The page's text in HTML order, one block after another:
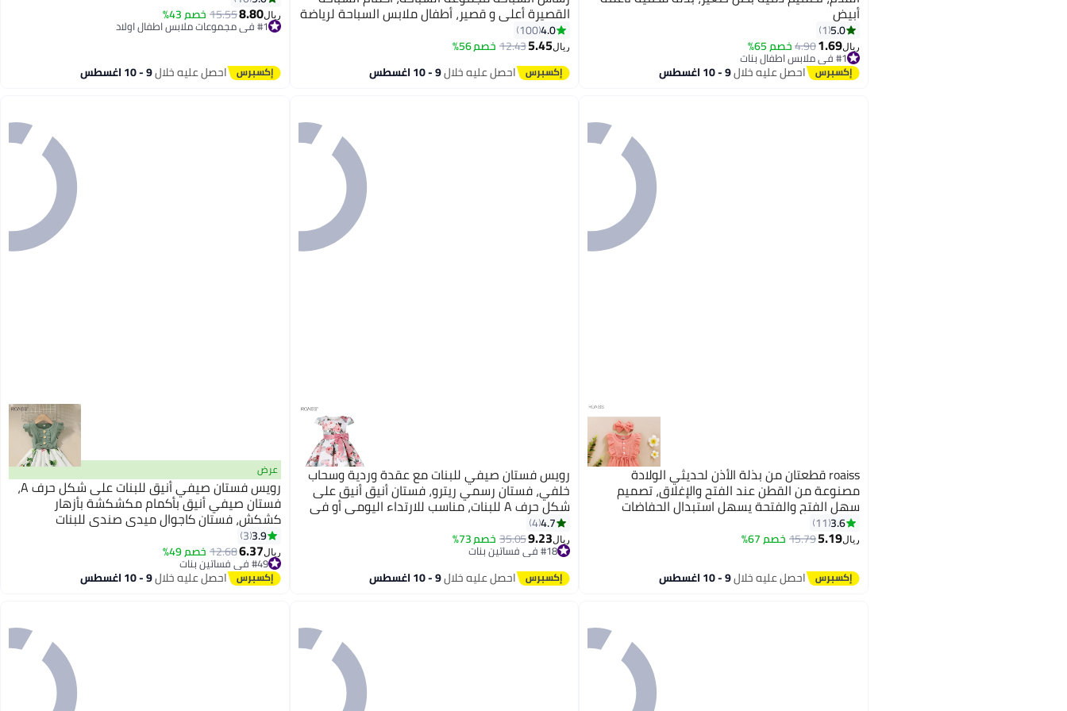
أبيض
5.0
1
ريال1.69
4.90خصم 65%
#1 في ملابس اطفال بنات
بتخلّص بسرعة
#1 في ملابس اطفال بنات
احصل عليه خلال9 - 10 اغسطس
5
القصيرة أعلى و قصير، أطفال ملابس السباحة لرياضة
الماء، ملابس السباحة السريعة الجافة، حماية
الشمس ملابس السباحة للشطيء/المسبح/المياه
الحديقة
4.0
100
ريال5.45
12.43خصم 56%
احصل عليه خلال9 - 10 اغسطس
2 ريال8.80
15.55 خصم 43%
#1 في مجموعات ملابس اطفال اولاد
احصل عليه خلال9 - 10 اغسطس
6
roaiss قطعتان من بذلة الأذن لحديثي الولادة
مصنوعة من القطن عند الفتح والإغلاق، تصميم
سهل الفتح والفتحة يسهل استبدال الحفاضات
3.6
11
ريال5.19
15.79خصم 67%
احصل عليه خلال9 - 10 اغسطس
رويس فستان صيفي للبنات مع عقدة وردية وسحاب
خلفي، فستان رسمي ريترو، فستان أنيق أنيق على
شكل حرف A للبنات، مناسب للارتداء اليومي أو في
أي مناسبة
4.7
4
ريال9.23
35.05خصم 73%
#18 في فساتين بنات
أقل سعر في 30 يوم
#18 في فساتين بنات احصل عليه خلال9 - 10 اغسطس
عرض
رويس فستان صيفي أنيق للبنات على شكل حرف A،
فستان صيفي أنيق بأكمام مكشكشة بأزهار
كشكش، فستان كاجوال ميدي صندي للبنات
الصغيرات، مناسب للارتداء اليومي أو في أي مناسبة
3.9
3
ريال6.37
12.68 خصم 49%
#49 في فساتين بنات
#49 في فساتين بنات احصل عليه خلال9 - 10 اغسطس